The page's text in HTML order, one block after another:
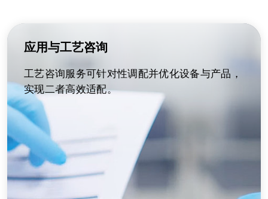
应用与工艺咨询
工艺咨询服务可针对性调配并优化设备与产品，
实现二者高效适配。